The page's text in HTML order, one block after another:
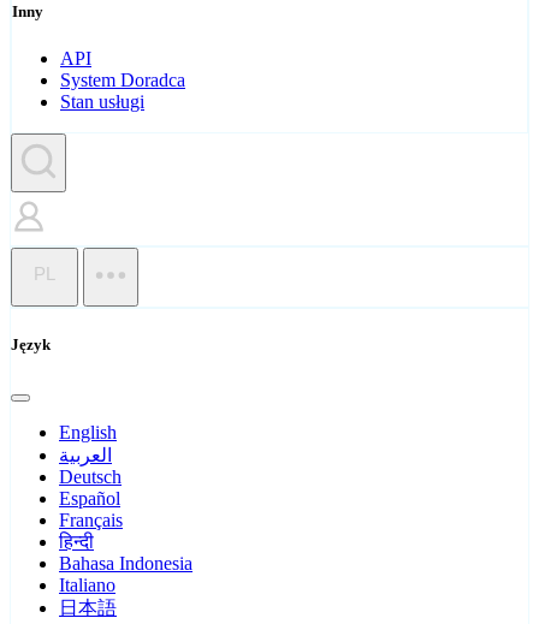
Inny
API
System Doradca
Stan usługi
PL
Język
English
العربية
Deutsch
Español
Français
हिन्दी
Bahasa Indonesia
Italiano
日本語